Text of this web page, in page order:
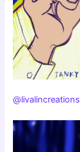
@livalincreations